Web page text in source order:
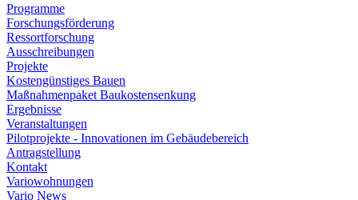
Programme
Forschungsförderung
Ressortforschung
Ausschreibungen
Projekte
Kostengünstiges Bauen
Maßnahmenpaket Baukostensenkung
Ergebnisse
Veranstaltungen
Pilotprojekte - Innovationen im Gebäudebereich
Antragstellung
Kontakt
Variowohnungen
Vario News